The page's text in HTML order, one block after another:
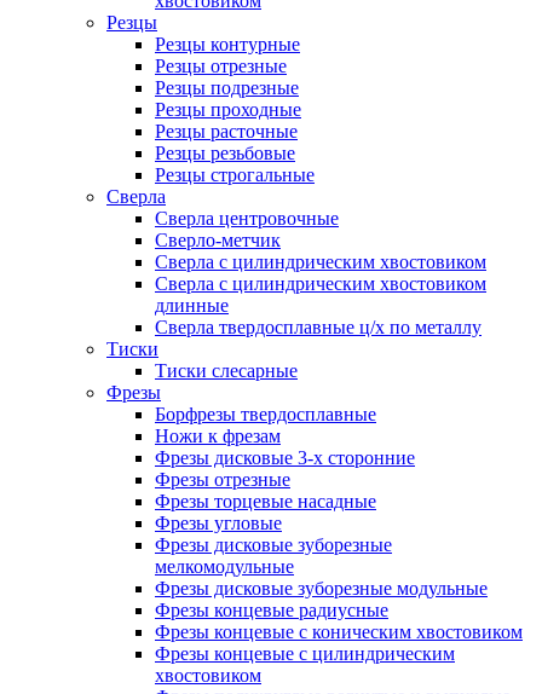
Резцы
Резцы контурные
Резцы отрезные
Резцы подрезные
Резцы проходные
Резцы расточные
Резцы резьбовые
Резцы строгальные
Сверла
Сверла центровочные
Сверло-метчик
Сверла с цилиндрическим хвостовиком
Сверла с цилиндрическим хвостовиком
длинные
Сверла твердосплавные ц/х по металлу
Тиски
Тиски слесарные
Фрезы
Борфрезы твердосплавные
Ножи к фрезам
Фрезы дисковые 3-х сторонние
Фрезы отрезные
Фрезы торцевые насадные
Фрезы угловые
Фрезы дисковые зуборезные
мелкомодульные
Фрезы дисковые зуборезные модульные
Фрезы концевые радиусные
Фрезы концевые с коническим хвостовиком
Фрезы концевые с цилиндрическим
хвостовиком